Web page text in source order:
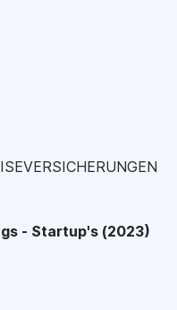
- Startup's (2023)